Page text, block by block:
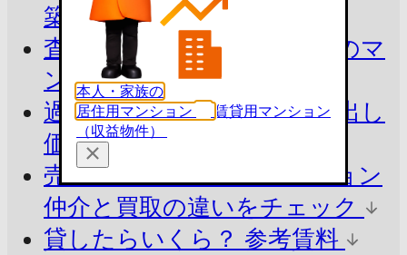
築年別の平均価格
査定価格の目安を知る
周辺のマ
ンションと比較
過去の売出し価格を知る売出し
価格の掲載履歴(1件)
売却の方法でシミュレーション
仲介と買取の違いをチェック
貸したらいくら？ 参考賃料
本人・家族の
居住用マンション
賃貸用マンション
（収益物件）